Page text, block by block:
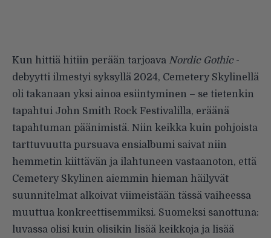
Kun hittiä hitiin perään tarjoava Nordic Gothic-
debyytti ilmestyi syksyllä 2024, Cemetery Skylinellä
oli takanaan yksi ainoa esiintyminen – se tietenkin
tapahtui John Smith Rock Festivalilla, eräänä
tapahtuman päänimistä. Niin keikka kuin pohjoista
tarttuvuutta pursuava ensialbumi saivat niin
hemmetin kiittävän ja ilahtuneen vastaanoton, että
Cemetery Skylinen aiemmin hieman häilyvät
suunnitelmat alkoivat viimeistään tässä vaiheessa
muuttua konkreettisemmiksi. Suomeksi sanottuna:
luvassa olisi kuin olisikin lisää keikkoja ja lisää